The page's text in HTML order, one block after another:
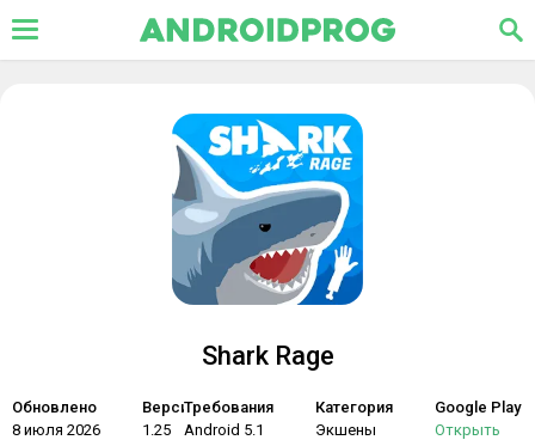
Shark Rage
Обновлено
8 июля 2026
Версия
1.25
Требования
Android 5.1
Категория
Экшены
Google Play
Открыть